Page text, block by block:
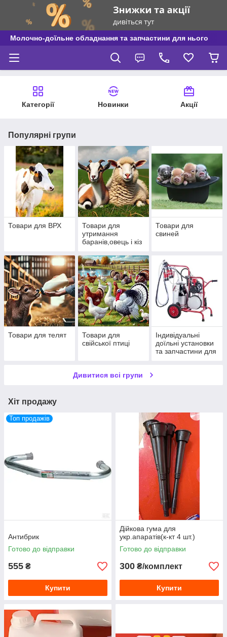
Молочно-доїльне обладнання та запчастини для нього
Категорії Новинки Акції
Популярні групи
Товари для ВРХ
Товари для
утримання
баранів,овець і кіз
Товари для
свиней
Товари для телят
Товари для
свійської птиці
Індивідуальні
доїльні установки
та запчастини для
Дивитися всі групи
Хіт продажу
Топ продажів
Антибрик
Готово до відправки
555 ₴
Купити
Дійкова гума для
укр.апаратів(к-кт 4 шт.)
Готово до відправки
300 ₴/комплект
Купити